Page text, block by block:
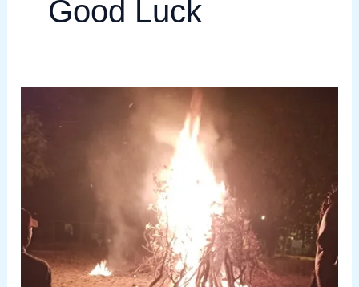
Good Luck
Dahan
|
के
लिए
होली